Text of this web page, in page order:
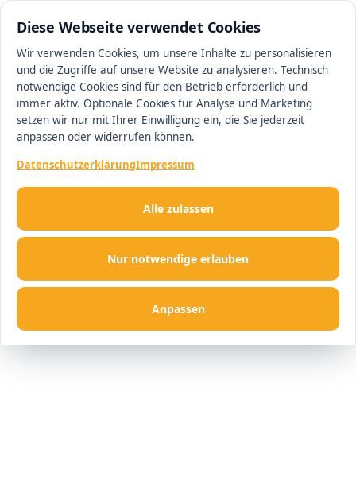
Diese Webseite verwendet Cookies
Wir verwenden Cookies, um unsere Inhalte zu personalisieren
und die Zugriffe auf unsere Website zu analysieren. Technisch
notwendige Cookies sind für den Betrieb erforderlich und
immer aktiv. Optionale Cookies für Analyse und Marketing
setzen wir nur mit Ihrer Einwilligung ein, die Sie jederzeit
anpassen oder widerrufen können.
DatenschutzerklärungImpressum
Nur notwendige erlauben
Anpassen
Alle zulassen